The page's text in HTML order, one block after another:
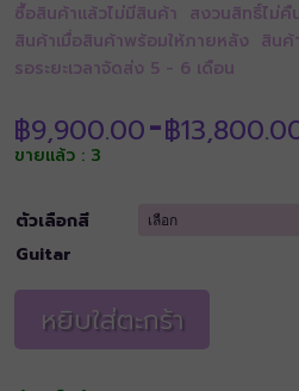
ซื้อสินค้าแล้วไม่มีสินค้า สงวนสิทธิ์ไม่คื
สินค้าเมื่อสินค้าพร้อมให้ภายหลัง สินค้
รอระยะเวลาจัดส่ง 5 - 6 เดือน
฿9,900.00–฿
ขายแล้ว : 3
ตัวเลือกสี
Guitar
หยิบใส่ตะกร้า